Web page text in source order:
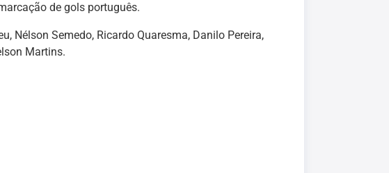
de gols português.
Nélson Semedo, Ricardo Quaresma, Danilo Pereira,
Martins.